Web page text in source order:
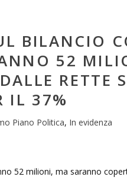
BILANCIO
52
RETTE
IL 37%
Piano Politica, In evidenza